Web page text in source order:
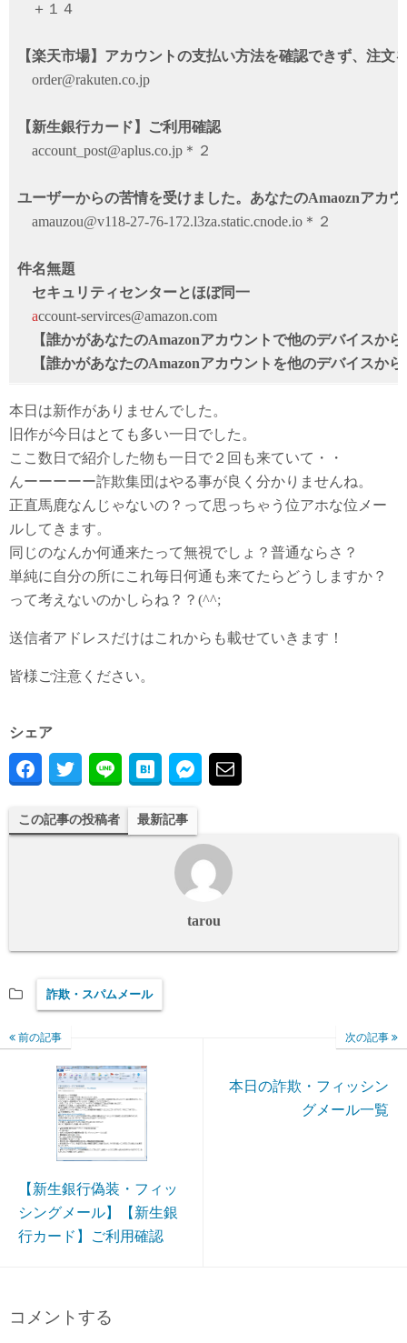
＋１４
【楽天市場】アカウントの支払い方法を確認できず、注文
order@rakuten.co.jp
【新生銀行カード】ご利用確認
account_post@aplus.co.jp＊２
ユーザーからの苦情を受けました。あなたのAmaoznアカ
amauzou@v118-27-76-172.l3za.static.cnode.io＊２
件名無題
セキュリティセンターとほぼ同一
account-servirces@amazon.com
【誰かがあなたのAmazonアカウントで他のデバイスか
【誰かがあなたのAmazonアカウントを他のデバイスか
本日は新作がありませんでした。
旧作が今日はとても多い一日でした。
ここ数日で紹介した物も一日で２回も来ていて・・
んーーーーー詐欺集団はやる事が良く分かりませんね。
正直馬鹿なんじゃないの？って思っちゃう位アホな位メー
ルしてきます。
同じのなんか何通来たって無視でしょ？普通ならさ？
単純に自分の所にこれ毎日何通も来てたらどうしますか？
って考えないのかしらね？？(^^;
送信者アドレスだけはこれからも載せていきます！
皆様ご注意ください。
シェア
この記事の投稿者 最新記事
tarou
詐欺・スパムメール
前の記事
【新生銀行偽装・フィッ
シングメール】【新生銀
行カード】ご利用確認
次の記事
本日の詐欺・フィッシン
グメール一覧
コメントする